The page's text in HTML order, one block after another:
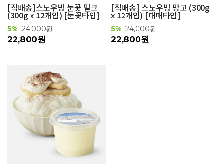
[직배송]스노우빙 눈꽃 밀크
(300g x 12개입) [눈꽃타입]
5% 24,000원
22,800원
[직배송] 스노우빙 망고 (300g
x 12개입) [대패타입]
5% 24,000원
22,800원